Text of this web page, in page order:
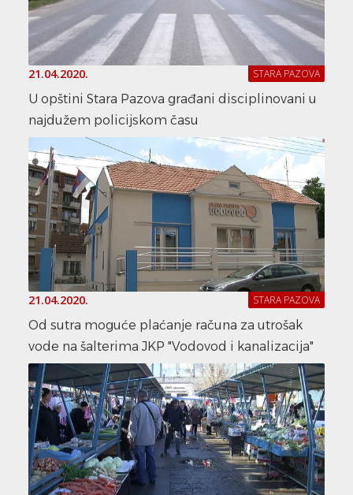
21.04.2020. STARA PAZOVA
U opštini Stara Pazova građani disciplinovani u
najdužem policijskom času
21.04.2020. STARA PAZOVA
Od sutra moguće plaćanje računa za utrošak
vode na šalterima JKP "Vodovod i kanalizacija"